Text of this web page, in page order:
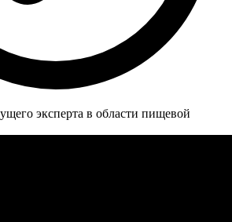
эксперта в области пищевой